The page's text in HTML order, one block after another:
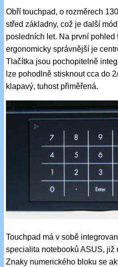
Obří touchpad, o rozměrech
střed základny, což je další
posledních let. Na první pohled
ergonomicky správnější je
Tlačítka jsou pochopitelně
lze pohodlně stisknout cca do
klapavý, tuhost přiměřená.
Touchpad má v sobě
specialita notebooků ASUS, již
Znaky numerického bloku se